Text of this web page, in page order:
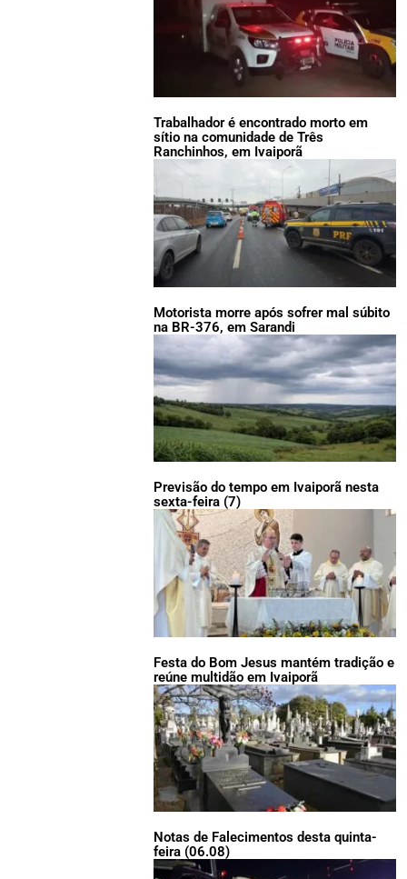
Trabalhador é encontrado morto em
sítio na comunidade de Três
Ranchinhos, em Ivaiporã
Motorista morre após sofrer mal súbito
na BR-376, em Sarandi
Previsão do tempo em Ivaiporã nesta
sexta-feira (7)
Festa do Bom Jesus mantém tradição e
reúne multidão em Ivaiporã
Notas de Falecimentos desta quinta-
feira (06.08)